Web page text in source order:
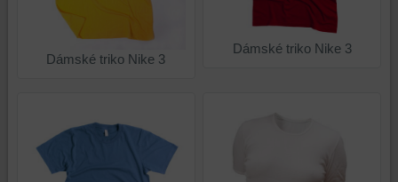
Dámské triko Nike 3
Dámské triko Nike 3